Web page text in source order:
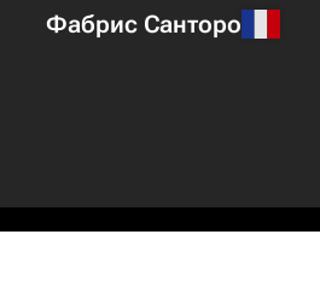
Фабрис Санторо